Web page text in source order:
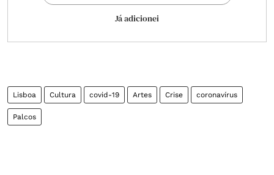
Já adicionei
Lisboa Cultura covid-19 Artes Crise coronavírus
Palcos